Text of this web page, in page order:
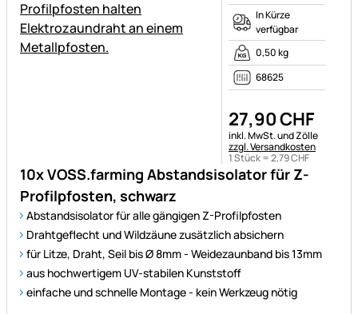
10x VOSS.farming Abstandsisolator für Z-
Profilpfosten, schwarz
Abstandsisolator für alle gängigen Z-Profilpfosten
Drahtgeflecht und Wildzäune zusätzlich absichern
für Litze, Draht, Seil bis Ø 8mm - Weidezaunband bis 13mm
aus hochwertigem UV-stabilen Kunststoff
einfache und schnelle Montage - kein Werkzeug nötig
In Kürze
verfügbar
0,50 kg
68625
27,90CHF
Steuerhinweis:
inkl. MwSt. und Zölle
zzgl. Versandkosten
1 Stück =2,79CHF